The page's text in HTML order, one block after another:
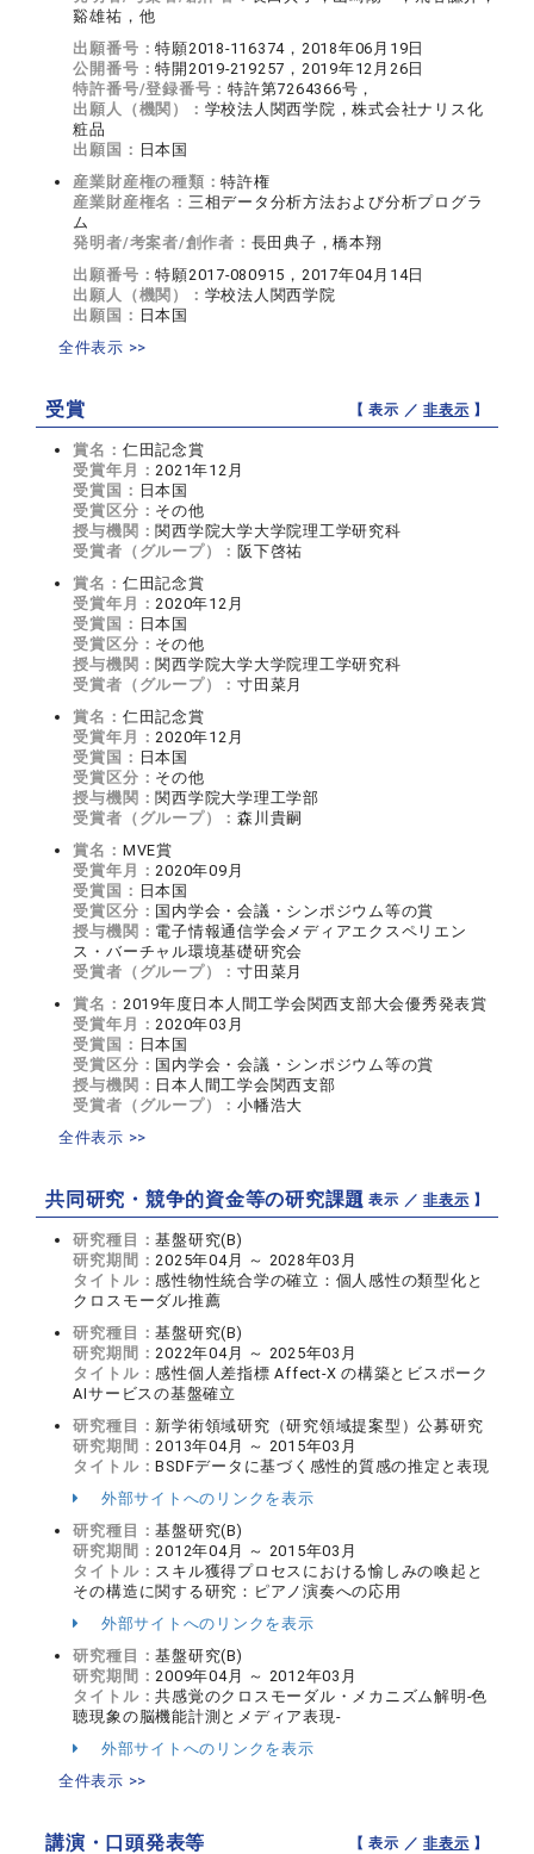
谿雄祐，他
出願番号：特願2018-116374，2018年06月19日
公開番号：特開2019-219257，2019年12月26日
特許番号/登録番号：特許第7264366号，
出願人（機関）： 学校法人関西学院，株式会社ナリス化
粧品
出願国： 日本国
産業財産権の種類：特許権
産業財産権名： 三相データ分析方法および分析プログラ
ム
発明者/考案者/創作者： 長田典子，橋本翔
出願番号：特願2017-080915，2017年04月14日
出願人（機関）： 学校法人関西学院
出願国： 日本国
全件表示 >>
受賞 【 表示 ／非表示 】
賞名： 仁田記念賞
受賞年月：2021年12月
受賞国： 日本国
受賞区分： その他
授与機関： 関西学院大学大学院理工学研究科
受賞者（グループ）： 阪下啓祐
賞名： 仁田記念賞
受賞年月：2020年12月
受賞国： 日本国
受賞区分： その他
授与機関： 関西学院大学大学院理工学研究科
受賞者（グループ）：寸田菜月
賞名： 仁田記念賞
受賞年月：2020年12月
受賞国： 日本国
受賞区分： その他
授与機関： 関西学院大学理工学部
受賞者（グループ）：森川貴嗣
賞名： MVE賞
受賞年月：2020年09月
受賞国： 日本国
受賞区分： 国内学会・会議・シンポジウム等の賞
授与機関： 電子情報通信学会メディアエクスペリエン
ス・バーチャル環境基礎研究会
受賞者（グループ）：寸田菜月
賞名： 2019年度日本人間工学会関西支部大会優秀発表賞
受賞年月：2020年03月
受賞国： 日本国
受賞区分： 国内学会・会議・シンポジウム等の賞
授与機関： 日本人間工学会関西支部
受賞者（グループ）：小幡浩大
全件表示 >>
共同研究・競争的資金等の研究課題【 表示 ／非表示 】
研究種目：基盤研究(B)
研究期間：2025年04月 ～ 2028年03月
タイトル：感性物性統合学の確立：個人感性の類型化と
クロスモーダル推薦
研究種目：基盤研究(B)
研究期間：2022年04月 ～ 2025年03月
タイトル：感性個人差指標 Affect-X の構築とビスポーク
AIサービスの基盤確立
研究種目： 新学術領域研究（研究領域提案型）公募研究
研究期間：2013年04月 ～ 2015年03月
タイトル：BSDFデータに基づく感性的質感の推定と表現
外部サイトへのリンクを表示
研究種目：基盤研究(B)
研究期間：2012年04月 ～ 2015年03月
タイトル： スキル獲得プロセスにおける愉しみの喚起と
その構造に関する研究：ピアノ演奏への応用
外部サイトへのリンクを表示
研究種目：基盤研究(B)
研究期間：2009年04月 ～ 2012年03月
タイトル：共感覚のクロスモーダル・メカニズム解明-色
聴現象の脳機能計測とメディア表現-
外部サイトへのリンクを表示
全件表示 >>
講演・口頭発表等 【 表示 ／非表示 】